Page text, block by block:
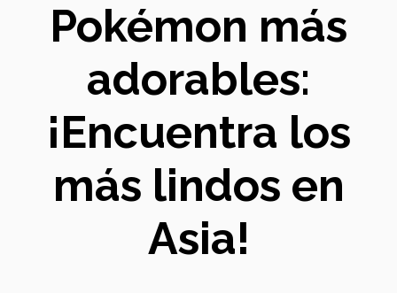
Pokémon más
adorables:
¡Encuentra los
más lindos en
Asia!